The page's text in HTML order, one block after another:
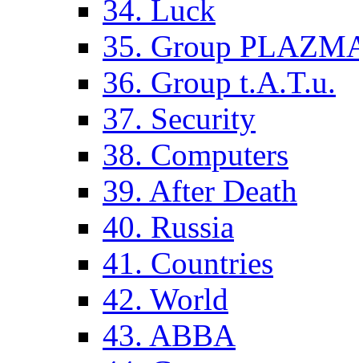
34. Luck
35. Group
36. Group t.A.T.u.
37. Security
38. Computers
39. After Death
40. Russia
41. Countries
42. World
43. ABBA